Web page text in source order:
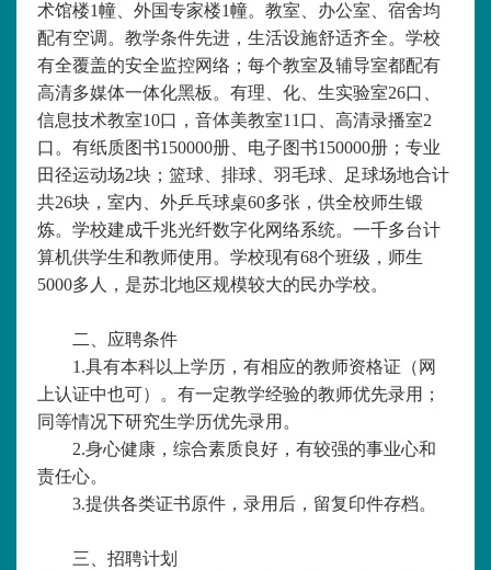
术馆楼1幢、外国专家楼1幢。教室、办公室、宿舍均
配有空调。教学条件先进，生活设施舒适齐全。学校
有全覆盖的安全监控网络；每个教室及辅导室都配有
高清多媒体一体化黑板。有理、化、生实验室26口、
信息技术教室10口，音体美教室11口、高清录播室2
口。有纸质图书150000册、电子图书150000册；专业
田径运动场2块；篮球、排球、羽毛球、足球场地合计
共26块，室内、外乒乓球桌60多张，供全校师生锻
炼。学校建成千兆光纤数字化网络系统。一千多台计
算机供学生和教师使用。学校现有68个班级，师生
5000多人，是苏北地区规模较大的民办学校。
二、应聘条件
1.具有本科以上学历，有相应的教师资格证（网
上认证中也可）。有一定教学经验的教师优先录用；
同等情况下研究生学历优先录用。
2.身心健康，综合素质良好，有较强的事业心和
责任心。
3.提供各类证书原件，录用后，留复印件存档。
三、招聘计划